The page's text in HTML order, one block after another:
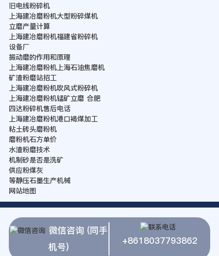
旧电线粉碎机
上海建冶磨粉机大型粉碎煤机
立磨产量计算
上海建冶磨粉机福建省粉碎机
设备厂
振动磨的作用和原理
上海建冶磨粉机上海石油焦磨机
矿渣粉磨站招工
上海建冶磨粉机吹风式粉碎机
上海建冶磨粉机锰矿立磨 合肥
四达粉碎机售后电话
上海建冶磨粉机港口褐煤加工
粘土砖头磨粉机
磨粉机石方单价
水渣粉磨技术
机制砂是否是洗矿
供应粉煤灰
等静压石墨生产机械
网站地图
微信咨询 (同手
机号)
+8618037793862